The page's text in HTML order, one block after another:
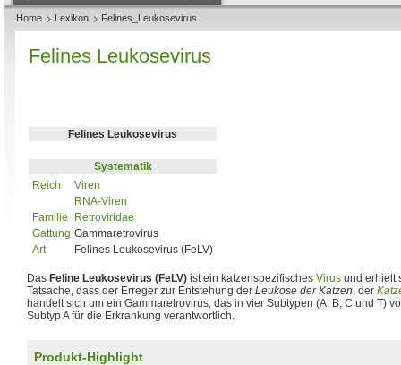
Home Lexikon Felines_Leukosevirus
Felines Leukosevirus
Felines Leukosevirus
Systematik
Reich
Viren
RNA-Viren
Familie
Retroviridae
Gattung Gammaretrovirus
Art
Felines Leukosevirus (FeLV)
Das Feline Leukosevirus (FeLV) ist ein katzenspezifisches Virus und erhielt
Tatsache, dass der Erreger zur Entstehung der Leukose der Katzen, der
handelt sich um ein Gammaretrovirus, das in vier Subtypen (A, B, C und T)
Subtyp A für die Erkrankung verantwortlich.
Produkt-Highlight